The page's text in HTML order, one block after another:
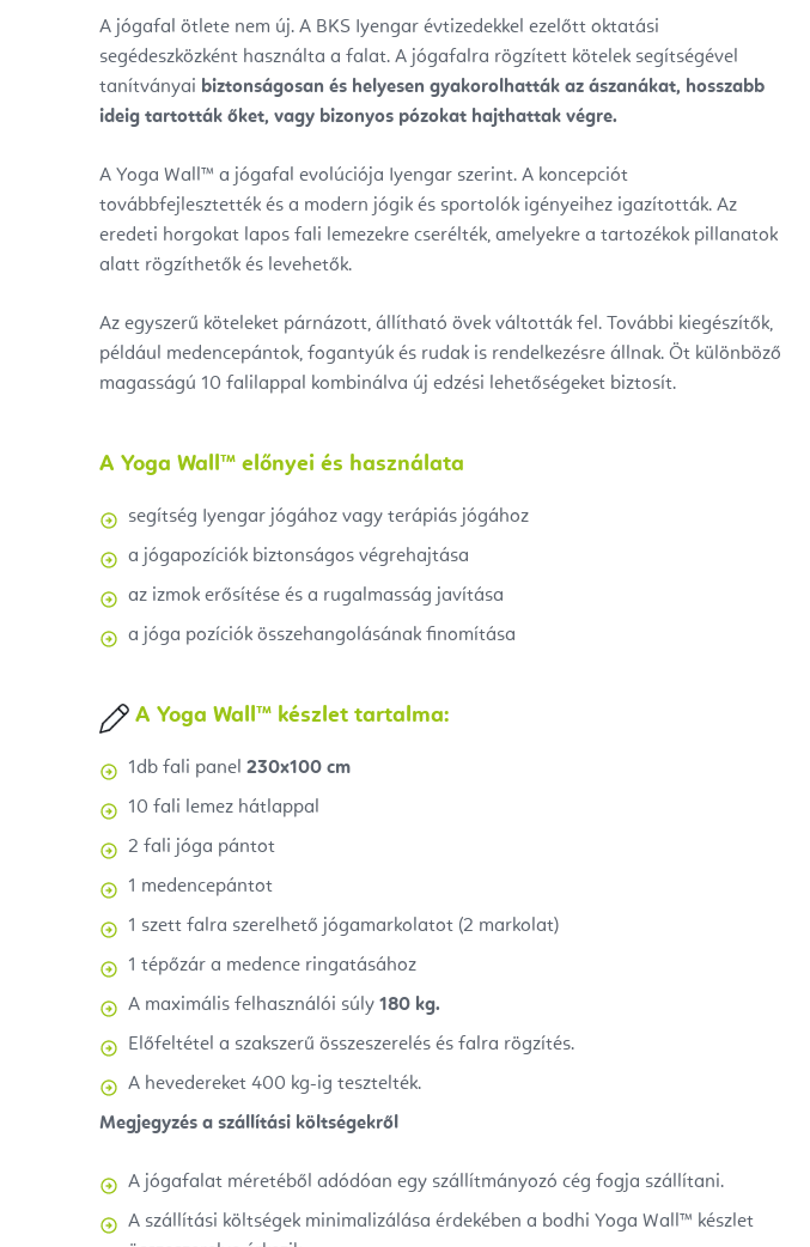
A jógafal ötlete nem új. A BKS Iyengar évtizedekkel ezelőtt oktatási
segédeszközként használta a falat. A jógafalra rögzített kötelek segítségével
tanítványai biztonságosan és helyesen gyakorolhatták az ászanákat, hosszabb
ideig tartották őket, vagy bizonyos pózokat hajthattak végre.
A Yoga Wall™ a jógafal evolúciója Iyengar szerint. A koncepciót
továbbfejlesztették és a modern jógik és sportolók igényeihez igazították. Az
eredeti horgokat lapos fali lemezekre cserélték, amelyekre a tartozékok pillanatok
alatt rögzíthetők és levehetők.
Az egyszerű köteleket párnázott, állítható övek váltották fel. További kiegészítők,
például medencepántok, fogantyúk és rudak is rendelkezésre állnak. Öt különböző
magasságú 10 falilappal kombinálva új edzési lehetőségeket biztosít.
A Yoga Wall™ előnyei és használata
segítség Iyengar jógához vagy terápiás jógához
a jógapozíciók biztonságos végrehajtása
az izmok erősítése és a rugalmasság javítása
a jóga pozíciók összehangolásának finomítása
A Yoga Wall™ készlet tartalma:
1db fali panel 230x100 cm
10 fali lemez hátlappal
2 fali jóga pántot
1 medencepántot
1 szett falra szerelhető jógamarkolatot (2 markolat)
1 tépőzár a medence ringatásához
A maximális felhasználói súly 180 kg.
Előfeltétel a szakszerű összeszerelés és falra rögzítés.
A hevedereket 400 kg-ig tesztelték.
Megjegyzés a szállítási költségekről
A jógafalat méretéből adódóan egy szállítmányozó cég fogja szállítani.
A szállítási költségek minimalizálása érdekében a bodhi Yoga Wall™ készlet